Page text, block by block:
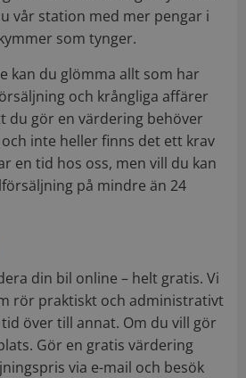
vår station med mer pengar i
som tynger.
kan du glömma allt som har
och krångliga affärer
du gör en värdering behöver
inte heller finns det ett krav
en tid hos oss, men vill du kan
på mindre än 24
din bil online – helt gratis. Vi
rör praktiskt och administrativt
över till annat. Om du vill gör
Gör en gratis värdering
via e-mail och besök